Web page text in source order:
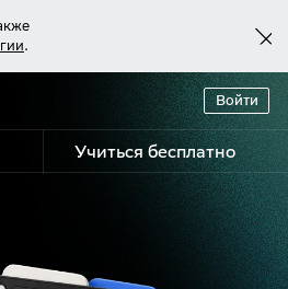
.
Войти
Учиться бесплатно